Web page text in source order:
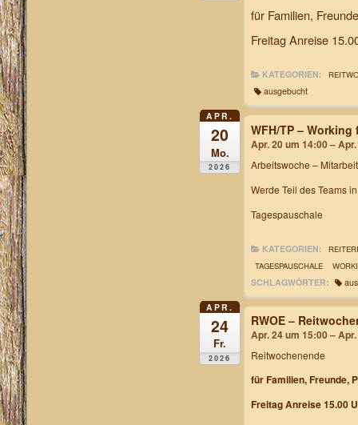
für Familien,
Freitag Anreise
KATEGORIEN:
ausgebucht
APR.
20
Mo.
2026
WFH/TP –
Apr. 20 um 14:00 –
Arbeitswoche –
Werde Teil des Teams
Tagespauschale
KATEGORIEN:
TAGESPAUSCHALE
SCHLAGWÖRTER:
APR.
24
Fr.
2026
RWOE –
Apr. 24 um 15:00 –
Reitwochenende
für Familien, Freunde,
Freitag Anreise 15.00